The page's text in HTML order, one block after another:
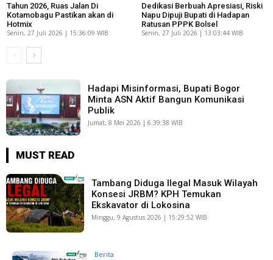
Tahun 2026, Ruas Jalan Di
Kotamobagu Pastikan akan di
Hotmix
Senin, 27 Juli 2026 | 15:36:09 WIB
Dedikasi Berbuah Apresiasi, Riski
Napu Dipuji Bupati di Hadapan
Ratusan PPPK Bolsel
Senin, 27 Juli 2026 | 13:03:44 WIB
Hadapi Misinformasi, Bupati Bogor
Minta ASN Aktif Bangun Komunikasi
Publik
Jumat, 8 Mei 2026 | 6:39:38 WIB
MUST READ
Tambang Diduga Ilegal Masuk Wilayah
Konsesi JRBM? KPH Temukan
Ekskavator di Lokosina
Minggu, 9 Agustus 2026 | 15:29:52 WIB
Berita